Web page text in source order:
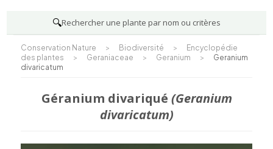
🔍Rechercher une plante par nom ou critères
Conservation Nature > Biodiversité >
Encyclopédie
des plantes
> Geraniaceae > Geranium >
Geranium
divaricatum
Géranium divariqué (Geranium
divaricatum)